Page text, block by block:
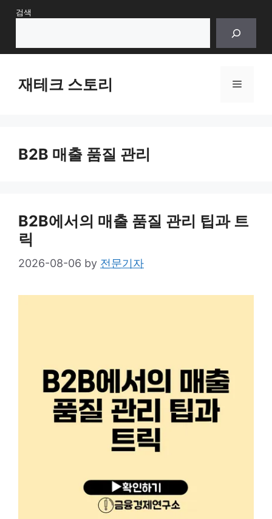
Skip검색
재테크 스토리 Menu
B2B 매출 품질 관리
B2B에서의 매출 품질 관리 팁과 트
릭
2026-08-06 by 전문기자